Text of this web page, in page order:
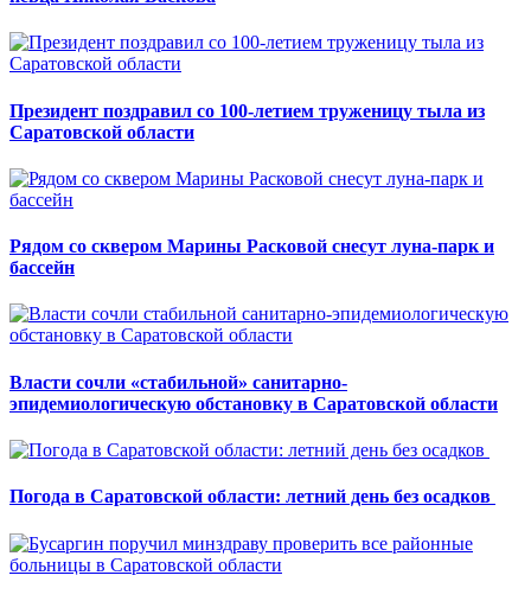
Президент поздравил со 100-летием труженицу тыла из
Саратовской области
Рядом со сквером Марины Расковой снесут луна-парк и
бассейн
Власти сочли «стабильной» санитарно-
эпидемиологическую обстановку в Саратовской области
Погода в Саратовской области: летний день без осадков